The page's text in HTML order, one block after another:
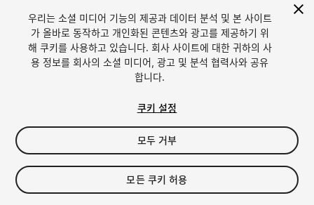
English
Sell Assets
우리는 소셜 미디어 기능의 제공과 데이터 분석 및 본 사이트
가 올바로 동작하고 개인화된 콘텐츠와 광고를 제공하기 위
해 쿠키를 사용하고 있습니다. 회사 사이트에 대한 귀하의 사
용 정보를 회사의 소셜 미디어, 광고 및 분석 협력사와 공유
합니다.
쿠키 설정
모두 거부
모든 쿠키 허용